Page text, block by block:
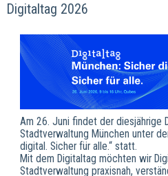
Digitaltag 2026
Am 26. Juni findet der diesjährige
Stadtverwaltung München unter
digital. Sicher für alle.“ statt.
Mit dem Digitaltag möchten wir
Stadtverwaltung praxisnah,